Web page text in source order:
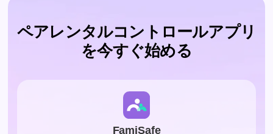
ペアレンタルコントロールアプリ
を今すぐ始める
FamiSafe